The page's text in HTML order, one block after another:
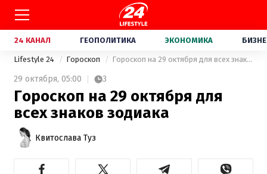
24 КАНАЛ ГЕОПОЛИТИКА ЭКОНОМИКА
Lifestyle 24 Гороскоп Гороскоп на 29 октября для всех знаков зодиака
29 октября, 05:00 3
Гороскоп на 29 октября для
всех знаков зодиака
Квитослава Туз